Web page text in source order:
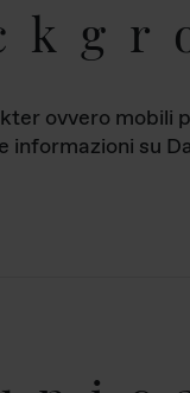
ovvero
informazioni su